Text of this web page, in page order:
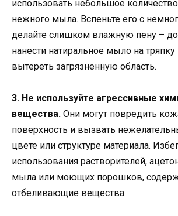
использовать небольшое
нежного мыла. Вспеньте его с
делайте слишком влажную пену –
нанести натиральное мыло на тряпку
вытереть загрязненную область.
3. Не используйте агрессивные
вещества. Они могут повредить
поверхность и вызвать
цвете или структуре материала.
использования растворителей,
мыла или моющих порошков,
отбеливающие вещества.